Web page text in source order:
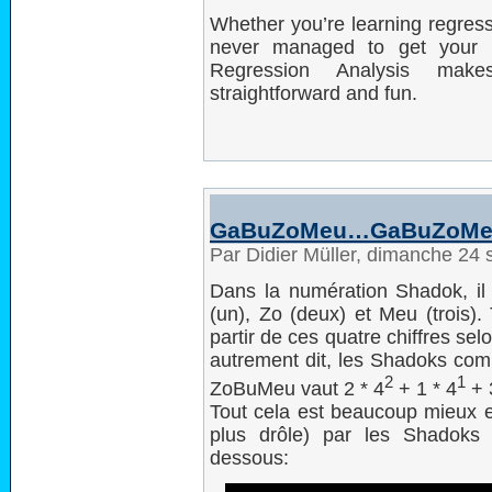
Whether you’re learning
never managed to get
Regression Analysis
straightforward and fun.
Par Didier Müller, dimanche
Dans la numération Shadok,
(un), Zo (deux) et Meu (trois).
partir de ces quatre chiffres
autrement dit, les Shadoks
ZoBuMeu vaut 2 * 42 + 1 * 41 +
Tout cela est beaucoup mieux
plus drôle) par les Shadoks
dessous: